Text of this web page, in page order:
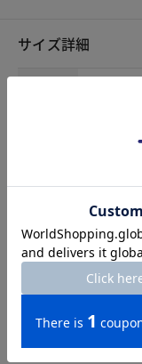
サイズ詳細
11号 71
74
15号 77